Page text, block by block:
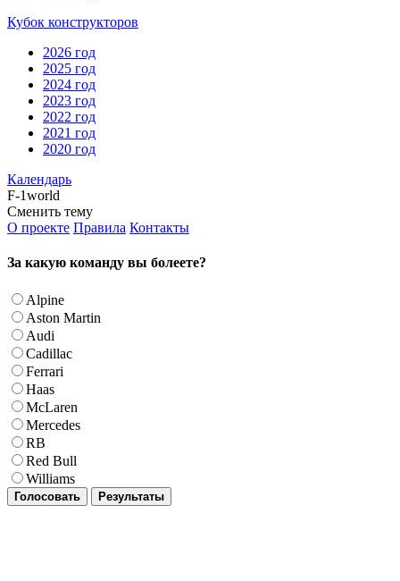
Кубок конструкторов
2026 год
2025 год
2024 год
2023 год
2022 год
2021 год
2020 год
Календарь
F-1world
Сменить тему
О проекте Правила Контакты
За какую команду вы болеете?
Alpine
Aston Martin
Audi
Cadillac
Ferrari
Haas
McLaren
Mercedes
RB
Red Bull
Williams
Голосовать Результаты